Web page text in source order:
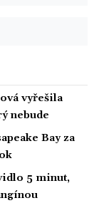
vyřešila
nebude
Bay za
5 minut,